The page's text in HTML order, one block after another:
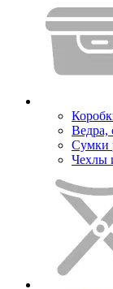
Ведра,
Сумки
Чехлы